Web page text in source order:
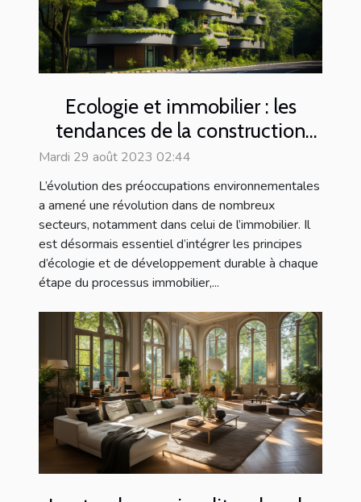
Ecologie et immobilier : les
tendances de la construction
durable
Mardi 29 août 2023 02:44
L’évolution des préoccupations environnementales
a amené une révolution dans de nombreux
secteurs, notamment dans celui de l’immobilier. Il
est désormais essentiel d’intégrer les principes
d’écologie et de développement durable à chaque
étape du processus immobilier,...